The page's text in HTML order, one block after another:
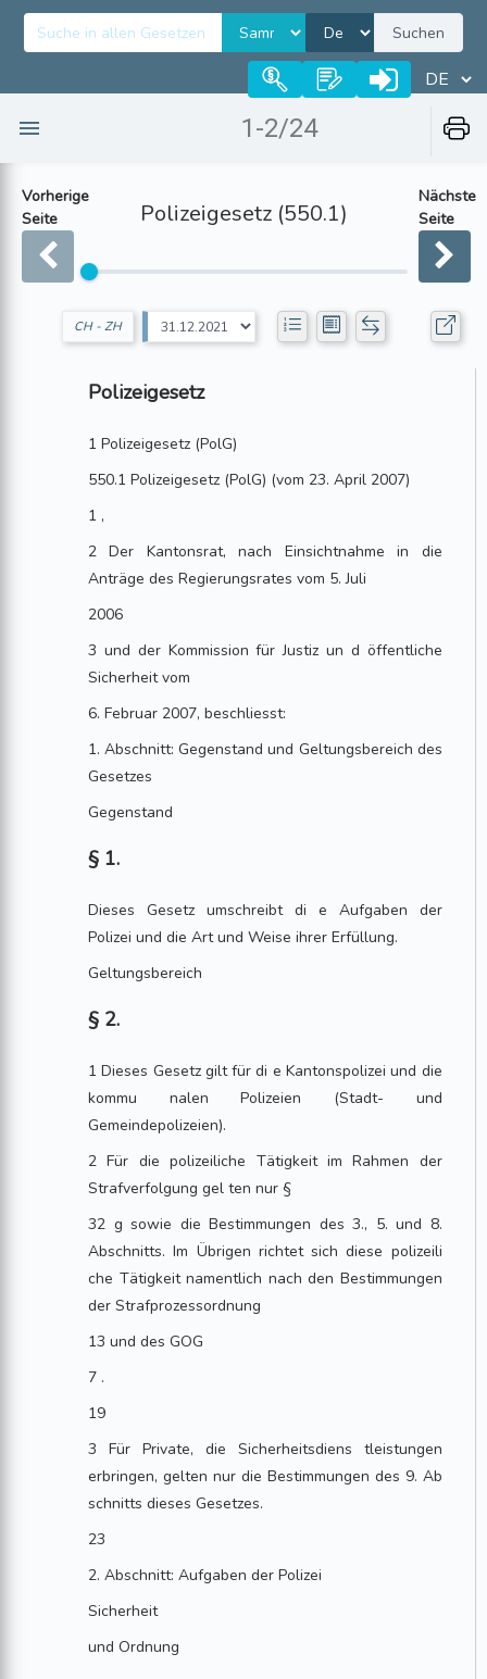
Suchen
1-2/24
Vorherige
Seite
Polizeigesetz (550.1)
Nächste
Seite
CH - ZH
Polizeigesetz
1 Polizeigesetz (PolG)
550.1 Polizeigesetz (PolG) (vom 23. April 2007)
1 ,
2 Der Kantonsrat, nach Einsichtnahme in die
Anträge des Regierungsrates vom 5. Juli
2006
3 und der Kommission für Justiz un d öffentliche
Sicherheit vom
6. Februar 2007, beschliesst:
1. Abschnitt: Gegenstand und Geltungsbereich des
Gesetzes
Gegenstand
§ 1.
Dieses Gesetz umschreibt di e Aufgaben der
Polizei und die Art und Weise ihrer Erfüllung.
Geltungsbereich
§ 2.
1 Dieses Gesetz gilt für di e Kantonspolizei und die
kommu nalen Polizeien (Stadt- und
Gemeindepolizeien).
2 Für die polizeiliche Tätigkeit im Rahmen der
Strafverfolgung gel ten nur §
32 g sowie die Bestimmungen des 3., 5. und 8.
Abschnitts. Im Übrigen richtet sich diese polizeili
che Tätigkeit namentlich nach den Bestimmungen
der Strafprozessordnung
13 und des GOG
7 .
19
3 Für Private, die Sicherheitsdiens tleistungen
erbringen, gelten nur die Bestimmungen des 9. Ab
schnitts dieses Gesetzes.
23
2. Abschnitt: Aufgaben der Polizei
Sicherheit
und Ordnung